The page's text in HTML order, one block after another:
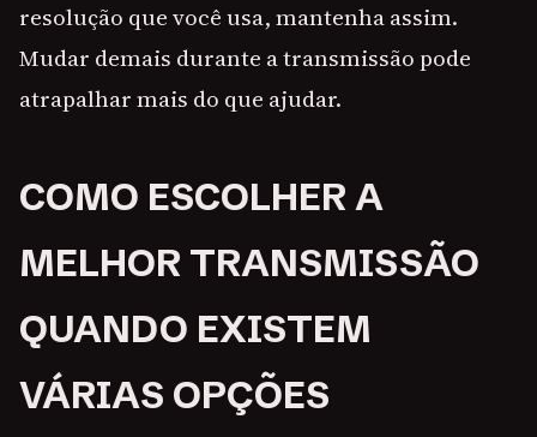
resolução que você usa, mantenha assim.
Mudar demais durante a transmissão pode
atrapalhar mais do que ajudar.
COMO ESCOLHER A
MELHOR TRANSMISSÃO
QUANDO EXISTEM
VÁRIAS OPÇÕES